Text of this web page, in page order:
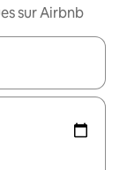
sur Airbnb
flèches vers le